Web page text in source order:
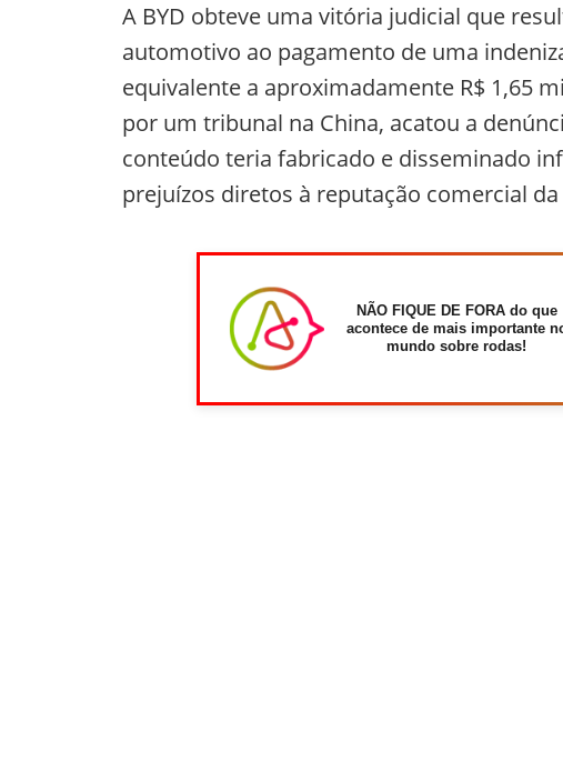
A BYD obteve uma vitória judicial que
automotivo ao pagamento de uma
equivalente a aproximadamente R$ 1,65
por um tribunal na China, acatou a
conteúdo teria fabricado e disseminado
prejuízos diretos à reputação comercial
NÃO FIQUE DE FORA do que
acontece de mais importante
mundo sobre rodas!